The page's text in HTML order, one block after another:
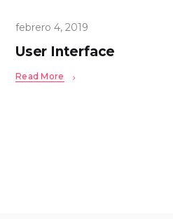
febrero 4, 2019
User Interface
Read More